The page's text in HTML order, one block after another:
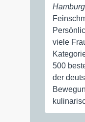
viele
500
der